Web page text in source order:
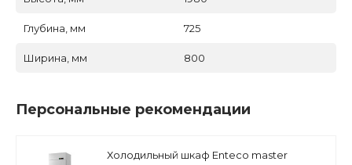
Глубина, мм 725
Ширина, мм 800
Персональные рекомендации
Холодильный шкаф Enteco master